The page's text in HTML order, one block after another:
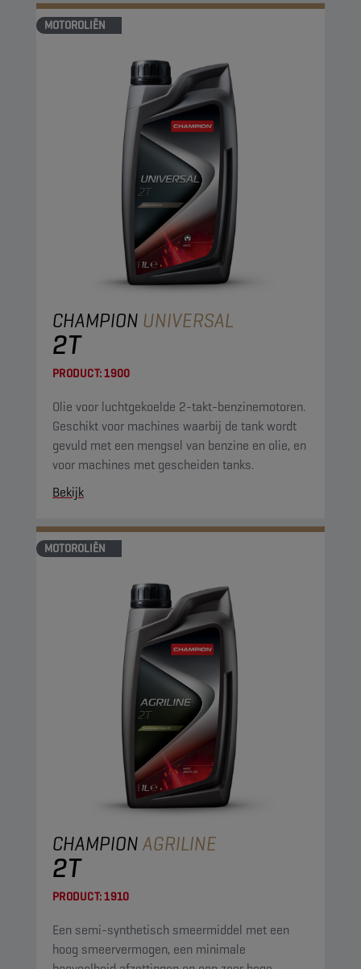
MOTOROLIËN
CHAMPION UNIVERSAL
2T
PRODUCT:1900
Olie voor luchtgekoelde 2-takt-benzinemotoren.
Geschikt voor machines waarbij de tank wordt
gevuld met een mengsel van benzine en olie, en
voor machines met gescheiden tanks.
Bekijk
MOTOROLIËN
CHAMPIONAGRILINE
2T
PRODUCT:1910
Een semi-synthetisch smeermiddel met een
hoog smeervermogen, een minimale